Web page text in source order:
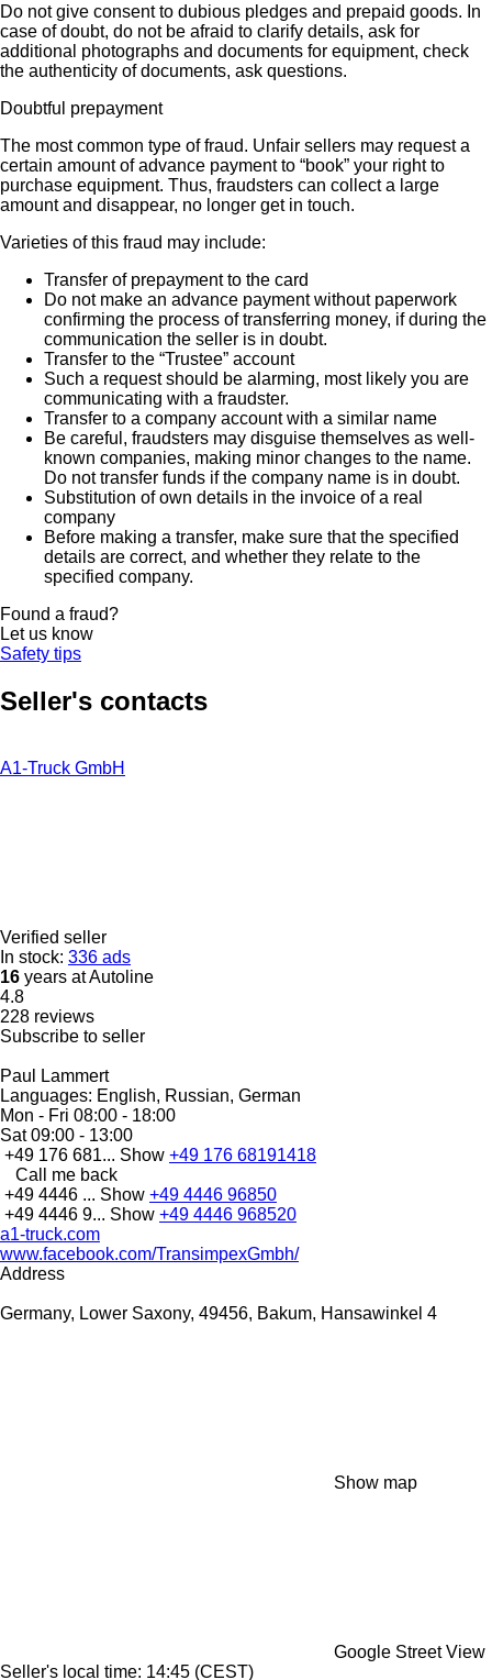
Do not give consent to dubious pledges and prepaid goods. In
case of doubt, do not be afraid to clarify details, ask for
additional photographs and documents for equipment, check
the authenticity of documents, ask questions.
Doubtful prepayment
The most common type of fraud. Unfair sellers may request a
certain amount of advance payment to “book” your right to
purchase equipment. Thus, fraudsters can collect a large
amount and disappear, no longer get in touch.
Varieties of this fraud may include:
Transfer of prepayment to the card
Do not make an advance payment without paperwork
confirming the process of transferring money, if during the
communication the seller is in doubt.
Transfer to the “Trustee” account
Such a request should be alarming, most likely you are
communicating with a fraudster.
Transfer to a company account with a similar name
Be careful, fraudsters may disguise themselves as well-
known companies, making minor changes to the name.
Do not transfer funds if the company name is in doubt.
Substitution of own details in the invoice of a real
company
Before making a transfer, make sure that the specified
details are correct, and whether they relate to the
specified company.
Found a fraud?
Let us know
Safety tips
Seller's contacts
A1-Truck GmbH
Verified seller
In stock: 336 ads
16 years at Autoline
4.8
228 reviews
Subscribe to seller
Paul Lammert
Languages: English, Russian, German
Mon - Fri 08:00 - 18:00
Sat09:00 - 13:00
+49 176 681... Show +49 176 68191418
Call me back
+49 4446 ... Show +49 4446 96850
+49 4446 9... Show +49 4446 968520
a1-truck.com
www.facebook.com/TransimpexGmbh/
Address
Germany, Lower Saxony, 49456, Bakum, Hansawinkel 4
Show map
Google Street View
Seller's local time: 14:45 (CEST)